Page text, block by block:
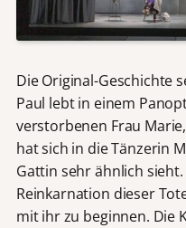
Die Original-Geschichte
Paul lebt in einem
verstorbenen Frau
hat sich in die Tänzerin
Gattin sehr ähnlich
Reinkarnation dieser
mit ihr zu beginnen. Die